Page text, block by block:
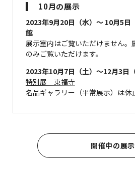
10月の展示
2023年9月20日（水）～ 10月5日
館
展示室内はご覧いただけません。
のみご覧いただけます。
2023年10月7日（土）～12月3日
特別展 東福寺
名品ギャラリー（平常展示）は休
開催中の展示